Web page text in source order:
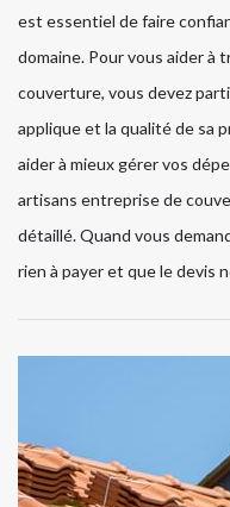
est essentiel de faire
domaine. Pour vous aider à
couverture, vous devez
applique et la qualité de sa
aider à mieux gérer vos
artisans entreprise de
détaillé. Quand vous
rien à payer et que le devis